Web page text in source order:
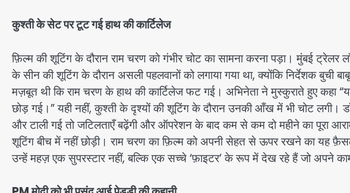
कुश्ती के सेट पर टूट गई हाथ की कार्टिलेज
फ़िल्म की शूटिंग के दौरान राम चरण को गंभीर चोट का सामना करना पड़ा। मुंबई ट्रेलर
के सीन की शूटिंग के दौरान असली पहलवानों को लगाया गया था, क्योंकि निर्देशक बुची
मज़बूत थी कि राम चरण के हाथ की कार्टिलेज फट गई। अभिनेता ने मुस्कुराते हुए कहा
छोड़ गई।” यही नहीं, कुश्ती के दृश्यों की शूटिंग के दौरान उनकी आँख में भी चोट लगी।
और टाली गई तो जटिलताएँ बढ़ेंगी और ऑपरेशन के बाद कम से कम दो महीने का पूरा
शूटिंग बीच में नहीं छोड़ी। राम चरण का फ़िल्म को अपनी सेहत से ऊपर रखने का यह
उन्हें महज़ एक सुपरस्टार नहीं, बल्कि एक सच्चे ‘फ़ाइटर’ के रूप में देख रहे हैं जो अपने